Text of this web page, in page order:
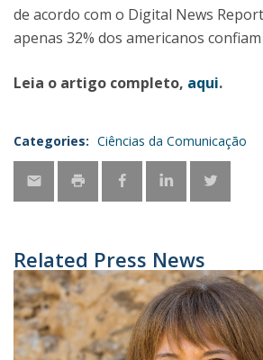
de acordo com o Digital News
apenas 32% dos americanos
Leia o artigo completo, aqui.
Categories: Ciências da Comunicação
Related Press News